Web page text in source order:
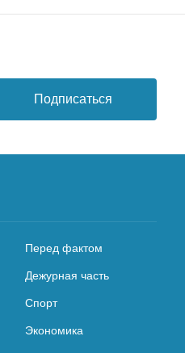
Подписаться
Перед фактом
Дежурная часть
Спорт
Экономика